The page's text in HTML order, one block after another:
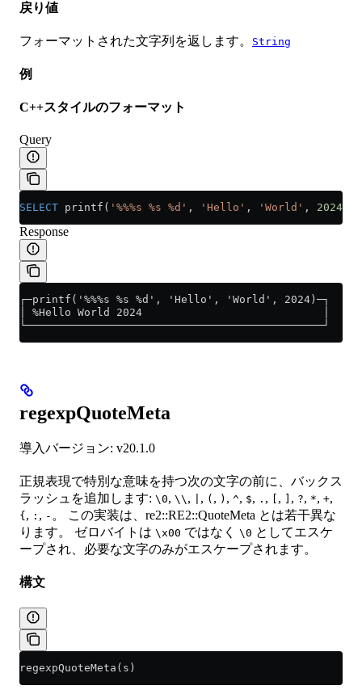
戻り値
フォーマットされた文字列を返します。 String
例
C++スタイルのフォーマット
Query
SELECT printf( '%%%s %s %d' , 'Hello' , 'World' , 2024
Response
┌─printf('%%%s %s %d', 'Hello', 'World', 2024)─┐
│ %Hello World 2024                            │
└──────────────────────────────────────────────┘
regexpQuoteMeta
導入バージョン: v20.1.0
正規表現で特別な意味を持つ次の文字の前に、バックス
ラッシュを追加します: \0, \\ , , ( , ) , ^, $, . , , , ?, *, +,
{ , : , - 。 この実装は、re2::RE2::QuoteMeta とは若干異な
ります。 ゼロバイトは \x00 ではなく \0 としてエスケ
ープされ、必要な文字のみがエスケープされます。
構文
regexpQuoteMeta(s)